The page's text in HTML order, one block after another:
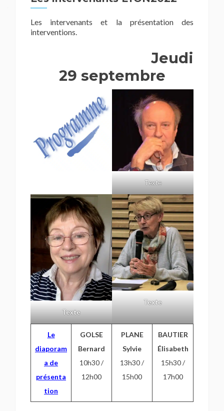
Les intervenants et la présentation des
interventions.
Jeudi
29 septembre
Texte
Texte
Texte
Le
diaporam
a de
présenta
tion
GOLSE
Bernard
10h30 /
12h00
PLANE
Sylvie
13h30 /
15h00
BAUTIER
Élisabeth
15h30 /
17h00